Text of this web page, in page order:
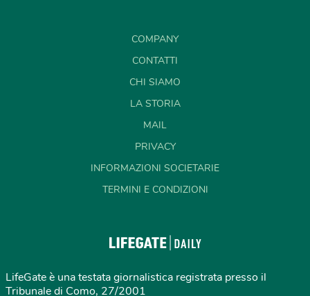
COMPANY
CONTATTI
CHI SIAMO
LA STORIA
MAIL
PRIVACY
INFORMAZIONI SOCIETARIE
TERMINI E CONDIZIONI
LifeGate è una testata giornalistica registrata presso il
Tribunale di Como, 27/2001